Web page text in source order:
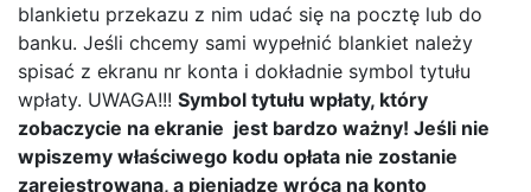
blankietu przekazu z nim udać się na pocztę lub do
banku. Jeśli chcemy sami wypełnić blankiet należy
spisać z ekranu nr konta i dokładnie symbol tytułu
wpłaty. UWAGA!!! Symbol tytułu wpłaty, który
zobaczycie na ekranie jest bardzo ważny! Jeśli nie
wpiszemy właściwego kodu opłata nie zostanie
zarejestrowana, a pieniądze wrócą na konto